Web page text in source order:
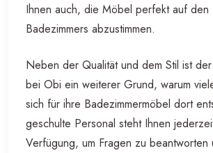
Ihnen auch, die Möbel perfekt auf den
Badezimmers abzustimmen.
Neben der Qualität und dem Stil ist
bei Obi ein weiterer Grund, warum
sich für ihre Badezimmermöbel dort
geschulte Personal steht Ihnen
Verfügung, um Fragen zu beantworten